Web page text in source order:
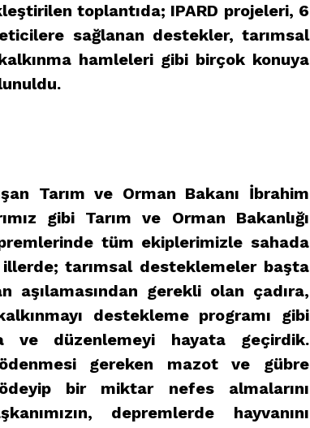
toplantıda; IPARD projeleri, 6
sağlanan destekler, tarımsal
hamleleri gibi birçok konuya
Tarım ve Orman Bakanı İbrahim
gibi Tarım ve Orman Bakanlığı
tüm ekiplerimizle sahada
tarımsal desteklemeler başta
aşılamasından gerekli olan çadıra,
destekleme programı gibi
ve düzenlemeyi hayata geçirdik.
gereken mazot ve gübre
bir miktar nefes almalarını
depremlerde hayvanını